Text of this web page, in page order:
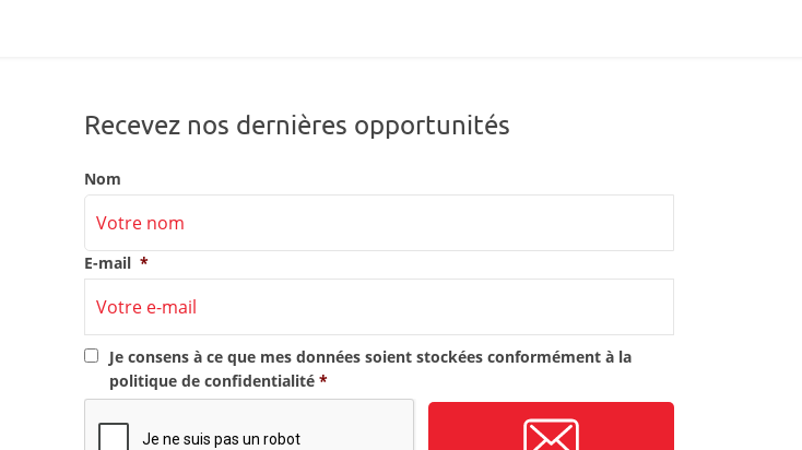
Recevez nos dernières opportunités
Nom
E-mail *
RGPD
Je consens à ce que mes données soient stockées conformément à la
politique de confidentialité *
CAPTCHA